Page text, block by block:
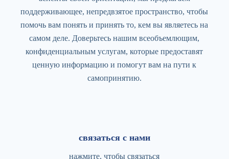
поддерживающее, непредвзятое пространство, чтобы
помочь вам понять и принять то, кем вы являетесь на
самом деле. Доверьтесь нашим всеобъемлющим,
конфиденциальным услугам, которые предоставят
ценную информацию и помогут вам на пути к
самопринятию.
связаться с нами
нажмите, чтобы связаться